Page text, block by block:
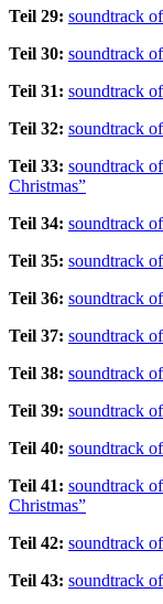
Teil 29: soundtrack
Teil 30: soundtrack
Teil 31: soundtrack
Teil 32: soundtrack
Teil 33: soundtrack
Christmas”
Teil 34: soundtrack
Teil 35: soundtrack
Teil 36: soundtrack
Teil 37: soundtrack
Teil 38: soundtrack
Teil 39: soundtrack
Teil 40: soundtrack
Teil 41: soundtrack
Christmas”
Teil 42: soundtrack
Teil 43: soundtrack